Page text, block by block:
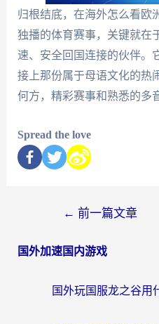
归根结底，在海外怎么看欧
独播的体育赛事，关键就在
速、安全回国连接的伙伴。
接上那份属于母语文化的热
何方，精彩赛事和熟悉的多
Spread the love
← 前一篇文章
国外加速国内游戏